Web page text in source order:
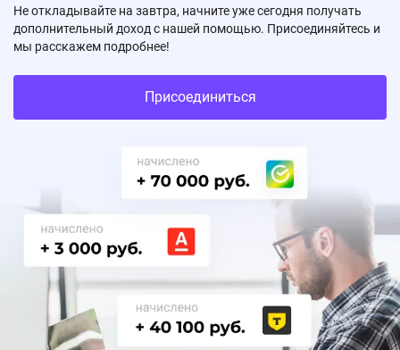
Не откладывайте на завтра, начните уже сегодня получать
дополнительный доход с нашей помощью. Присоединяйтесь и
мы расскажем подробнее!
Присоединиться